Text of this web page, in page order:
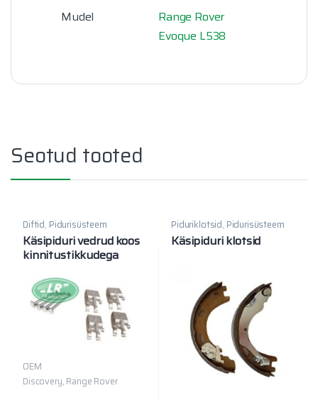
Mudel
Range Rover
Evoque L538
Seotud tooted
Diftid, Pidurisüsteem
Käsipiduri vedrud koos
kinnitustikkudega
OEM
Discovery, Range Rover
Piduriklotsid, Pidurisüsteem
Käsipiduri klotsid